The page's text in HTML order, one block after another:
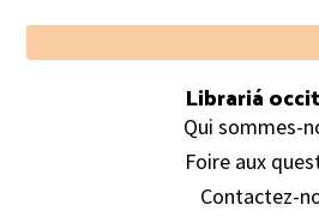
Footer
Librariá
Qui sommes-
Foire aux
Contactez-